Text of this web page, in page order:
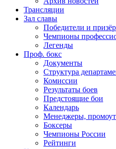
Трансляции
Зал славы
Победители и
Чемпионы
Легенды
Проф. бокс
Документы
Структура
Комиссии
Результаты боев
Предстоящие бои
Календарь
Менеджеры,
Боксеры
Чемпионы России
Рейтинги